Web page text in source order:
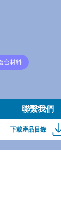
合材料
聯繫我們
下載產品目錄